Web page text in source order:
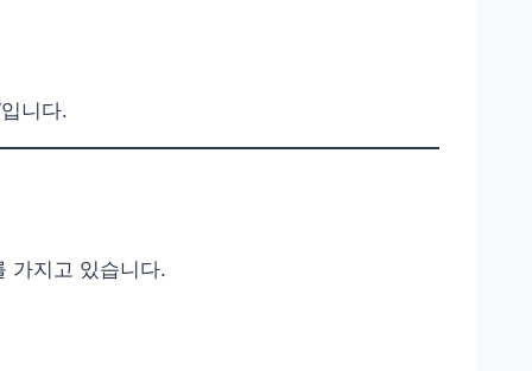
니다.
가지고 있습니다.